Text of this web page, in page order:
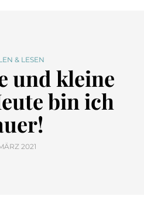
& LESEN
und kleine
bin ich
2021